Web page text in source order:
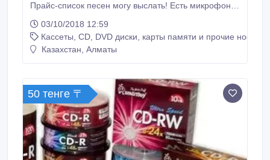
Прайс-список песен могу выслать! Есть микрофоны
03/10/2018 12:59
Кассеты, CD, DVD диски, карты памяти и прочие
Казахстан, Алматы
50 тенге 〒